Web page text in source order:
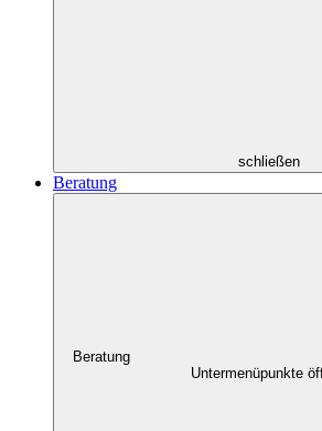
schließen
Beratung
Beratung
Untermenüpunkte